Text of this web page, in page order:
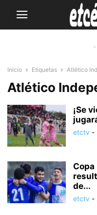
-
Inicio Etiquetas Atlético
Atlético
¡Se
etctv -
Copa
de...
etctv -